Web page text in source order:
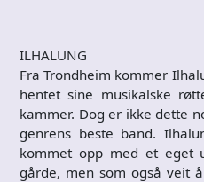
ILHALUNG
Fra Trondheim kommer
hentet sine musikalske
kammer. Dog er ikke dette
genrens beste band.
kommet opp med et eget
gårde, men som også veit